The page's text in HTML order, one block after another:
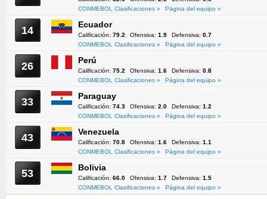
CONMEBOL Clasificaciones »
Página del equipo »
14 Ecuador
Calificación: 79.2 Ofensiva: 1.9 Defensiva: 0.7
CONMEBOL Clasificaciones »
Página del equipo »
26 Perú
Calificación: 75.2 Ofensiva: 1.6 Defensiva: 0.8
CONMEBOL Clasificaciones »
Página del equipo »
33 Paraguay
Calificación: 74.3 Ofensiva: 2.0 Defensiva: 1.2
CONMEBOL Clasificaciones »
Página del equipo »
43 Venezuela
Calificación: 70.8 Ofensiva: 1.6 Defensiva: 1.1
CONMEBOL Clasificaciones »
Página del equipo »
53 Bolivia
Calificación: 66.0 Ofensiva: 1.7 Defensiva: 1.5
CONMEBOL Clasificaciones »
Página del equipo »